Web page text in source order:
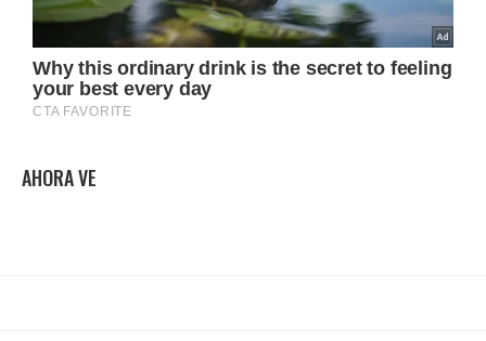
AHORA VE